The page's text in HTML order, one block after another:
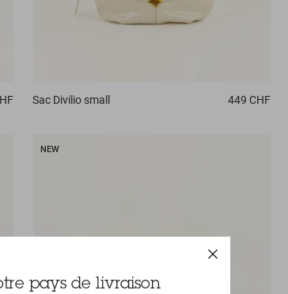
Sac Divilio small 449 CHF
NEW
pays de livraison